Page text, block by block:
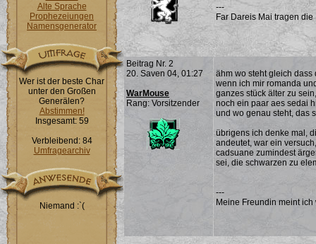
Alte Sprache
Prophezeiungen
Namensgenerator
Wer ist der beste Char
unter den Großen
Generälen?
Abstimmen!
Insgesamt: 59
Verbleibend: 84
Umfragearchiv
Niemand :`(
---
Far Dareis Mai tragen
Beitrag Nr. 2
20. Saven 04, 01:27
WarMouse
Rang: Vorsitzender
ähm wo steht gleich
wenn ich mir romanda
ganzes stück älter zu
noch ein paar aes sedai
und wo genau steht, das
übrigens ich denke mal,
andeutet, war ein
cadsuane zumindest
sei, die schwarzen zu
---
Meine Freundin meint